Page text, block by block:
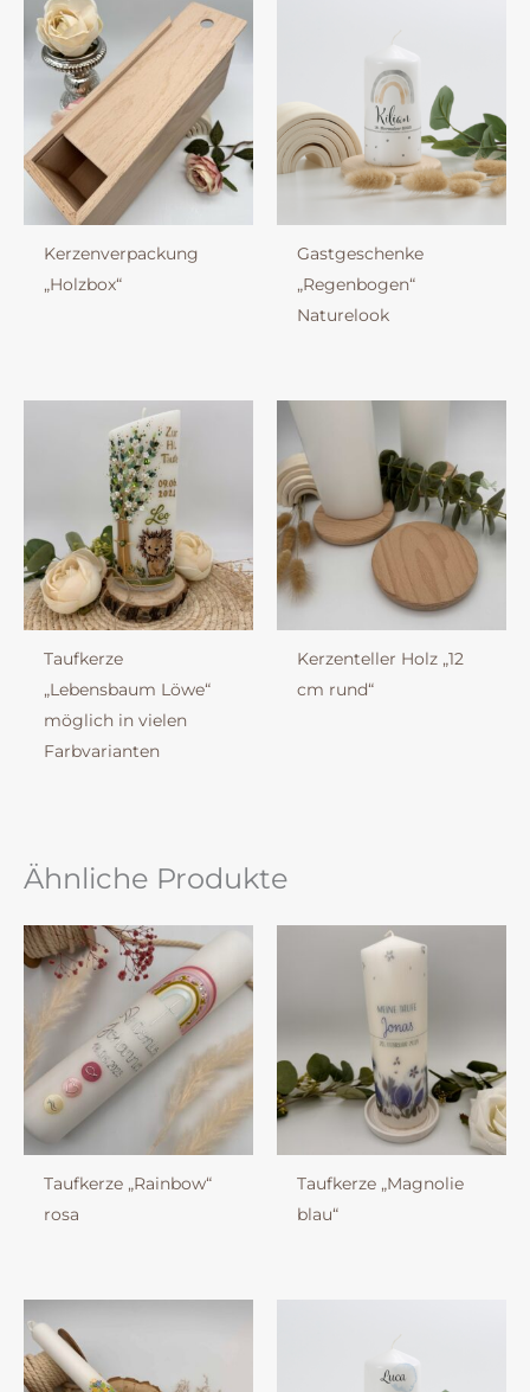
Kerzenverpackung
„Holzbox“
Gastgeschenke
„Regenbogen“
Naturelook
Taufkerze
„Lebensbaum Löwe“
möglich in vielen
Farbvarianten
Kerzenteller Holz „12
cm rund“
Ähnliche Produkte
Taufkerze „Rainbow“
rosa
Taufkerze „Magnolie
blau“